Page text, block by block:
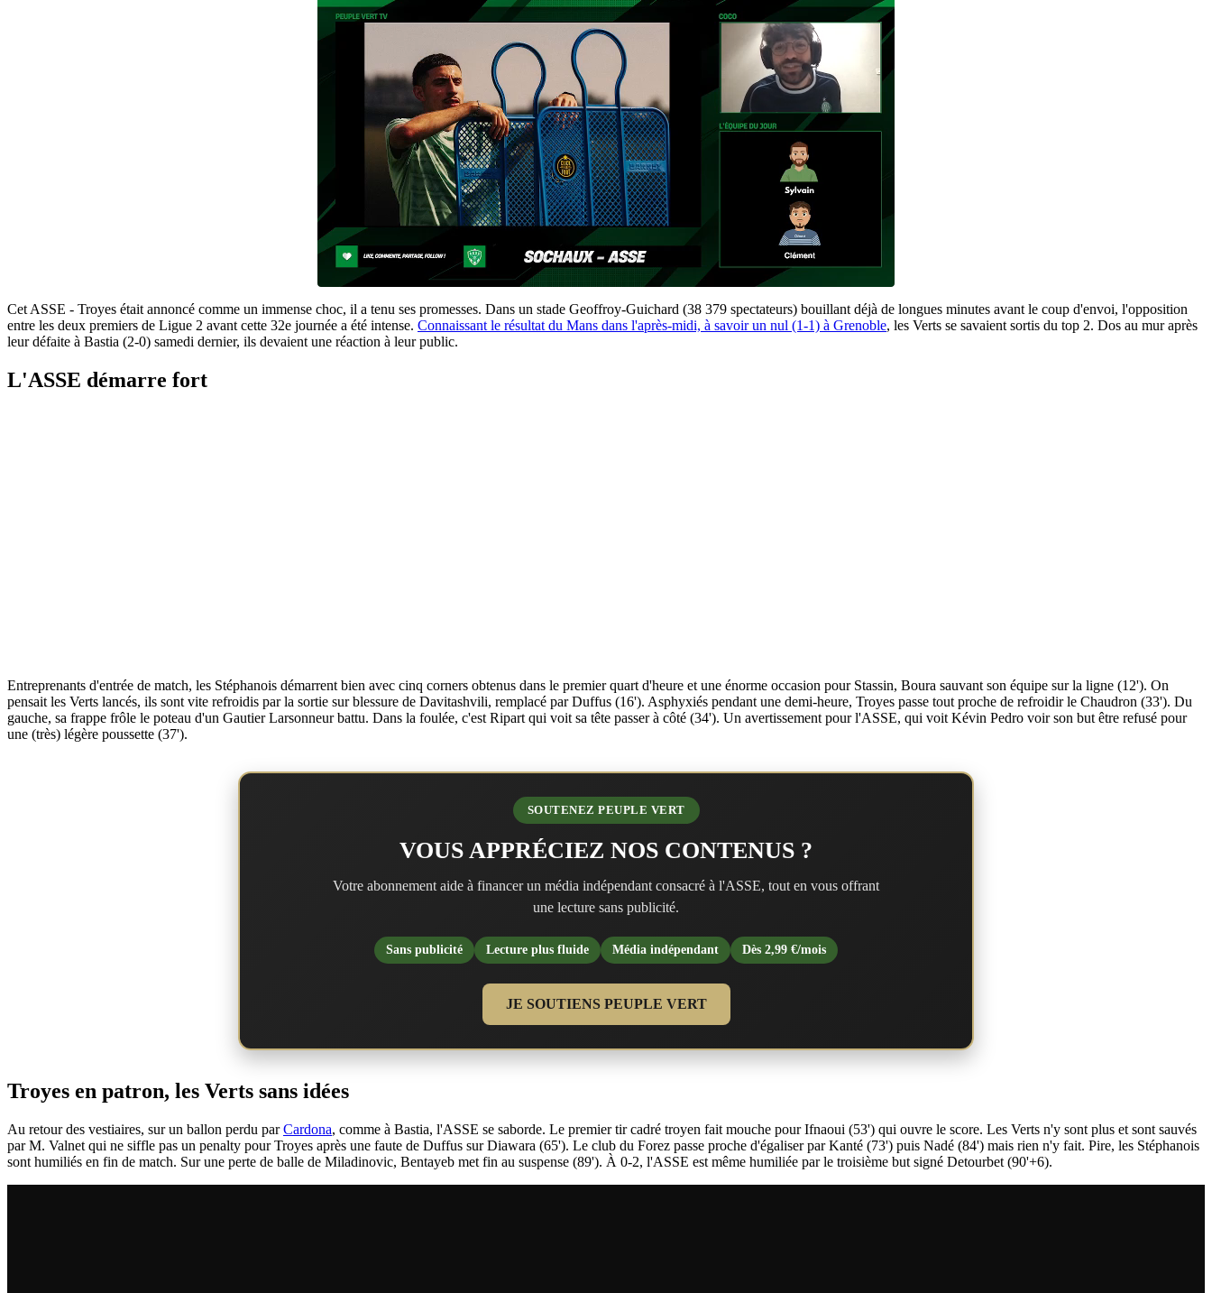
Cet ASSE - Troyes était annoncé comme un immense choc, il a tenu ses promesses. Dans un stade Geoffroy-Guichard (38 379 spectateurs) bouillant déjà de longues minutes avant le coup d'envoi, l'opposition
entre les deux premiers de Ligue 2 avant cette 32e journée a été intense. Connaissant le résultat du Mans dans l'après-midi, à savoir un nul (1-1) à Grenoble, les Verts se savaient sortis du top 2. Dos au mur après
leur défaite à Bastia (2-0) samedi dernier, ils devaient une réaction à leur public.
L'ASSE démarre fort
Entreprenants d'entrée de match, les Stéphanois démarrent bien avec cinq corners obtenus dans le premier quart d'heure et une énorme occasion pour Stassin, Boura sauvant son équipe sur la ligne (12'). On
pensait les Verts lancés, ils sont vite refroidis par la sortie sur blessure de Davitashvili, remplacé par Duffus (16'). Asphyxiés pendant une demi-heure, Troyes passe tout proche de refroidir le Chaudron (33'). Du
gauche, sa frappe frôle le poteau d'un Gautier Larsonneur battu. Dans la foulée, c'est Ripart qui voit sa tête passer à côté (34'). Un avertissement pour l'ASSE, qui voit Kévin Pedro voir son but être refusé pour
une (très) légère poussette (37').
SOUTENEZ PEUPLE VERT
VOUS APPRÉCIEZ NOS CONTENUS ?
Votre abonnement aide à financer un média indépendant consacré à l'ASSE, tout en vous offrant
une lecture sans publicité.
Sans publicité Lecture plus fluide Média indépendant Dès 2,99 €/mois
JE SOUTIENS PEUPLE VERT
Troyes en patron, les Verts sans idées
Au retour des vestiaires, sur un ballon perdu parCardona, comme à Bastia, l'ASSE se saborde. Le premier tir cadré troyen fait mouche pour Ifnaoui (53') qui ouvre le score. Les Verts n'y sont plus et sont sauvés
par M. Valnet qui ne siffle pas un penalty pour Troyes après une faute de Duffus sur Diawara (65'). Le club du Forez passe proche d'égaliser par Kanté (73') puis Nadé (84') mais rien n'y fait. Pire, les Stéphanois
sont humiliés en fin de match. Sur une perte de balle de Miladinovic, Bentayeb met fin au suspense (89'). À 0-2, l'ASSE est même humiliée par le troisième but signé Detourbet (90'+6).